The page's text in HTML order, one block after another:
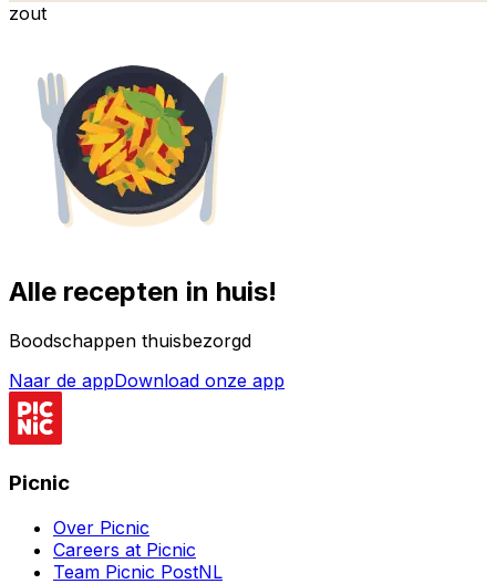
zout
Alle recepten in huis!
Boodschappen thuisbezorgd
Naar de appDownload onze app
Picnic
Over Picnic
Careers at Picnic
Team Picnic PostNL